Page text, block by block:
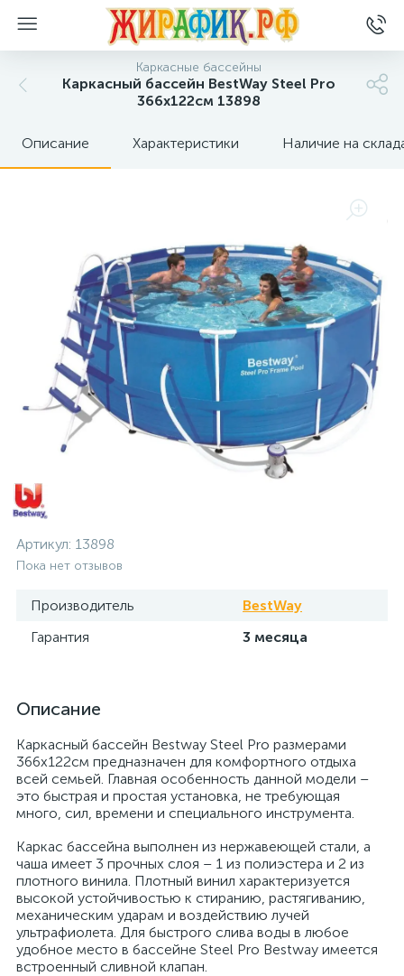
Каркасные бассейны
Каркасный бассейн BestWay Steel Pro
366x122см 13898
Описание Характеристики Наличие на
Артикул: 13898
Пока нет отзывов
Производитель
BestWay
Гарантия
3 месяца
Описание
Каркасный бассейн Bestway Steel Pro размерами
366x122см предназначен для комфортного отдыха
всей семьей. Главная особенность данной модели –
это быстрая и простая установка, не требующая
много, сил, времени и специального инструмента.
Каркас бассейна выполнен из нержавеющей стали, а
чаша имеет 3 прочных слоя – 1 из полиэстера и 2 из
плотного винила. Плотный винил характеризуется
высокой устойчивостью к стиранию, растягиванию,
механическим ударам и воздействию лучей
ультрафиолета. Для быстрого слива воды в любое
удобное место в бассейне Steel Pro Bestway имеется
встроенный сливной клапан.